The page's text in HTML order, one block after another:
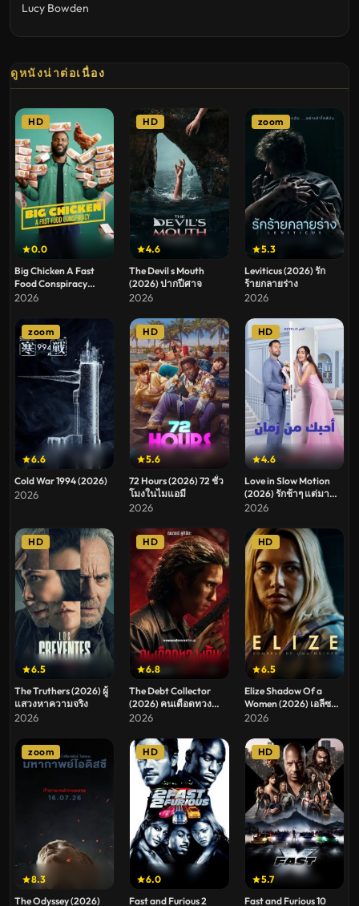
Lucy Bowden
ดูหนังน่าต่อเนื่อง
0.0
HD
Big Chicken A Fast
Food Conspiracy
(2026) ธุรกิจฟาร์มไก่
ฟาสต์ฟู้ด
2026
4.6
HD
The Devil s Mouth
(2026) ปากปีศาจ
2026
5.3
zoom
Leviticus (2026) รัก
ร้ายกลายร่าง
2026
6.6
zoom
Cold War 1994 (2026)
2026
5.6
HD
72 Hours (2026) 72 ชั่ว
โมงในไมแอมี
2026
4.6
HD
Love in Slow Motion
(2026) รักช้าๆ แต่มา
ชัวร์
2026
6.5
HD
The Truthers (2026) ผู้
แสวงหาความจริง
2026
6.8
HD
The Debt Collector
(2026) คนเดือดทวง
แค้น
2026
6.5
HD
Elize Shadow Of a
Women (2026) เอลีซ
หญิงสาวในเงาโศก
2026
8.3
zoom
The Odyssey (2026)
6.0
HD
Fast and Furious 2
5.7
HD
Fast and Furious 10